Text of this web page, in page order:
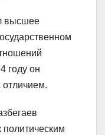
высшее
году он
отличием.